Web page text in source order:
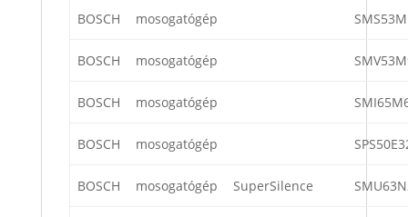
BOSCH mosogatógép
BOSCH mosogatógép
BOSCH mosogatógép
BOSCH mosogatógép
BOSCH mosogatógép SuperSilence